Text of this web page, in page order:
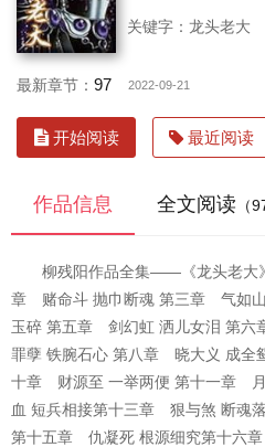
关键字：龙头老大
最新章节： 97 2022-09-21
开始阅读 最近阅读
作品信息 全文阅读 （
柳残阳作品全集——《龙头老大
章 赌命斗 抛巾断魂 第三章 气如
玉碎 第五章 剑幻虹 洒儿女泪 第
罪孽 铁腕石心 第八章 晓大义 成全
十章 财源至 一举两便 第十一章
血 短兵相接第十三章 狠与煞 断魂
第十五章 仇凝死 根源细究第十六